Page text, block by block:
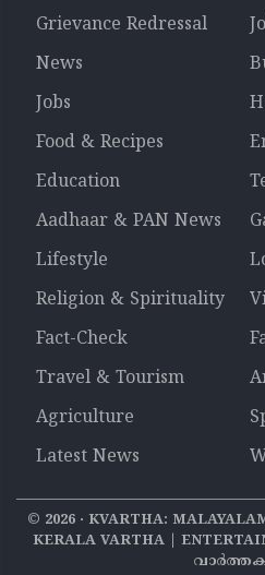
Grievance Redressal
News
Jobs
Food & Recipes
Education
Aadhaar & PAN News
Lifestyle
Religion & Spirituality
Fact-Check
Travel & Tourism
Agriculture
Latest News
© 2026‧ KVARTHA:
KERALA VARTHA |